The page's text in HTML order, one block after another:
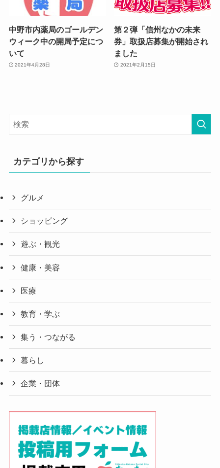
中野市内薬局のゴールデン
ウィーク中の開局予定につ
いて
2021年4月28日
第２弾「信州なかの未来
券」取扱店募集が開始され
ました
2021年2月15日
カテゴリから探す
グルメ
ショッピング
遊ぶ・観光
健康・美容
医療
教育・学ぶ
集う・つながる
暮らし
企業・団体